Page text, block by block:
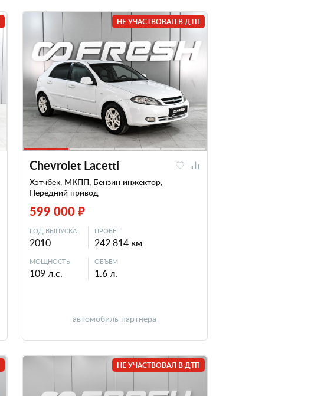
НЕ УЧАСТВОВАЛ В ДТП
Chevrolet Lacetti
Хэтчбек, МКПП, Бензин инжектор,
Передний привод
599 000 ₽
ГОД ВЫПУСКА
2010
ПРОБЕГ
242 814 км
МОЩНОСТЬ
109 л.с.
ОБЪЕМ
1.6 л.
автомобиль партнера
НЕ УЧАСТВОВАЛ В ДТП